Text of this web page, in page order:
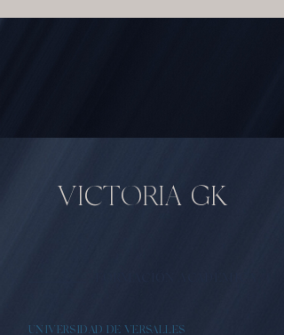
VICTORIA GK
UNIVERSIDAD DE VERSALLES